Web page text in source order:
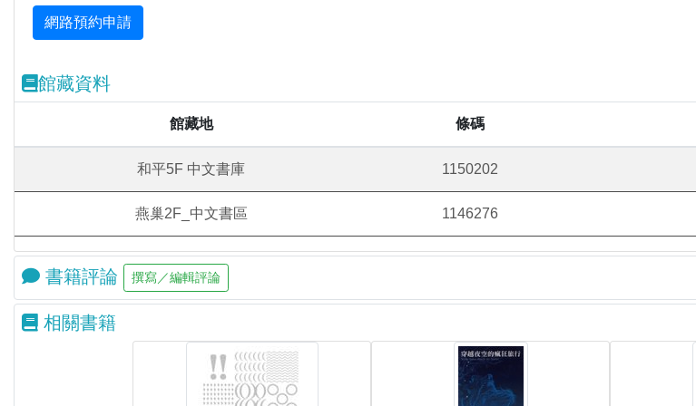
館藏資料
館藏地 條碼
和平5F 中文書庫 1150202
燕巢2F_中文書區 1146276
書籍評論
相關書籍